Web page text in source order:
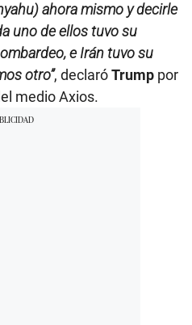
ahora mismo y decirle
uno de ellos tuvo su
e Irán tuvo su
otro”, declaróTrump por
medio Axios.